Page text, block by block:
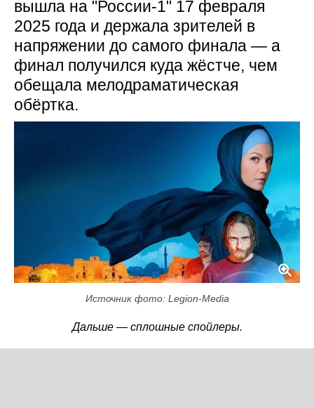
вышла на "России-1" 17 февраля
2025 года и держала зрителей в
напряжении до самого финала — а
финал получился куда жёстче, чем
обещала мелодраматическая
обёртка.
Источник фото: Legion-Media
Дальше — сплошные спойлеры.